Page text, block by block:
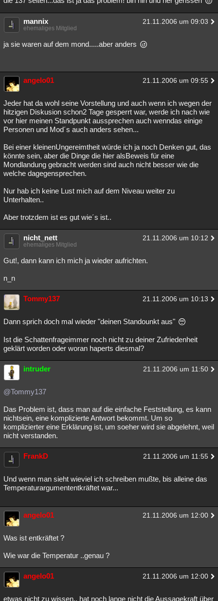
mannix 21.11.2006 um 09:03
ehemaliges Mitglied
ja sie waren auf dem mond.....aber anders
angelo01 21.11.2006 um 09:55
Jeder hat da wohl seine Vorstellung und auch wenn ich wegen der
hitzigen Diskusion schon2 Tage gesperrt war, werde ich nach wie
vor hier meinen Standpunkt aussprechen auch wenndas einige
Personen und Mod´s auch anders sehen...
Bei einer kleinenUngereimtheit würde ich ja noch Denken gut, das
könnte sein, aber die Dinge die hier alsBeweis für eine
Mondlandung gebracht werden sind auch nicht besser wie die
welche dagegensprechen.
Nur hab ich keine Lust mich auf dem Niveau weiter zu
Unterhalten..
Aber trotzdem ist es gut wie´s ist..
nicht_nett 21.11.2006 um 10:12
ehemaliges Mitglied
Gut!, dann kann ich mich ja wieder aufrichten.
n_n
Tommy137 21.11.2006 um 10:13
Dann sprich doch mal wieder "deinen Standounkt aus"
Ist die Schattenfrageimmer noch nicht zu deiner Zufriedenheit
geklärt worden oder woran haperts diesmal?
intruder 21.11.2006 um 11:50
@Tommy137
Das Problem ist, dass man auf die einfache Feststellung, es kann
nichtsein, eine komplizierte Antwort bekommt. Um so
komplizierter eine Erklärung ist, um soeher wird sie abgelehnt, weil
nicht verstanden.
FrankD 21.11.2006 um 11:55
Und wenn man sieht wieviel ich schreiben mußte, bis alleine das
Temperaturargumententkräftet war...
angelo01 21.11.2006 um 12:00
Was ist entkräftet ?
Wie war die Temperatur ..genau ?
angelo01 21.11.2006 um 12:00
etwas nicht zu wissen.. hat noch lange nicht die Aussagekraft über